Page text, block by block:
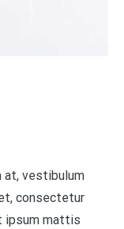
at, vestibulum
consectetur
ipsum mattis